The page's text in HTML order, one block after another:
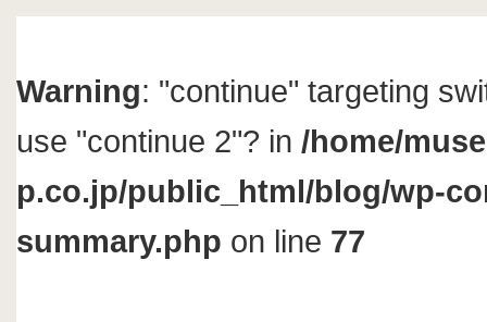
Warning: "continue" targeting
use "continue 2"? in /home/
p.co.jp/public_html/blog/wp-
summary.php on line 77